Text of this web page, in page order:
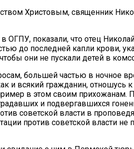
Христовым, священник
ОГПУ, показали, что отец
до последней капли крови,
они не пускали де­тей в
большей частью в ночное
и всякий гражданин,
в этом своим прихожанам.
и подвергавшихся
советской власти в
против советской власти